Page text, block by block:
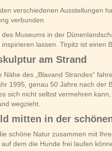
verschiedenen Ausstellungen
verbunden.
des Museums in der
lassen. Tirpitz ist einen
am Strand
Nähe des „Blavand Strandes“
1995, genau 50 Jahre nach der
sich nicht selbst vermehren
wegzieht.
mitten in der
schöne Natur zusammen mit
dem die Hunde frei laufen